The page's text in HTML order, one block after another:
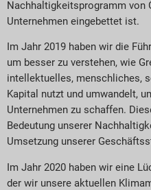
Nachhaltigkeitsprogramm von
Unternehmen eingebettet ist.
Im Jahr 2019 haben wir die
um besser zu verstehen, wie
intellektuelles, menschliches,
Kapital nutzt und umwandelt,
Unternehmen zu schaffen.
Bedeutung unserer
Umsetzung unserer
Im Jahr 2020 haben wir eine
der wir unsere aktuellen